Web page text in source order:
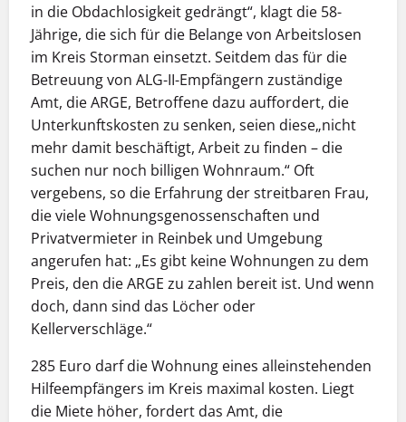
in die Obdachlosigkeit gedrängt“, klagt die 58-
Jährige, die sich für die Belange von Arbeitslosen
im Kreis Storman einsetzt. Seitdem das für die
Betreuung von ALG-II-Empfängern zuständige
Amt, die ARGE, Betroffene dazu auffordert, die
Unterkunftskosten zu senken, seien diese„nicht
mehr damit beschäftigt, Arbeit zu finden – die
suchen nur noch billigen Wohnraum.“ Oft
vergebens, so die Erfahrung der streitbaren Frau,
die viele Wohnungsgenossenschaften und
Privatvermieter in Reinbek und Umgebung
angerufen hat: „Es gibt keine Wohnungen zu dem
Preis, den die ARGE zu zahlen bereit ist. Und wenn
doch, dann sind das Löcher oder
Kellerverschläge.“
285 Euro darf die Wohnung eines alleinstehenden
Hilfeempfängers im Kreis maximal kosten. Liegt
die Miete höher, fordert das Amt, die